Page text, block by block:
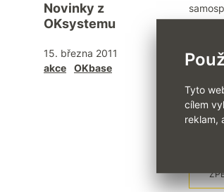
Tyto
cílem
reklam,
Novinky z
OKsystemu
15. března 2011
akce
OKbase